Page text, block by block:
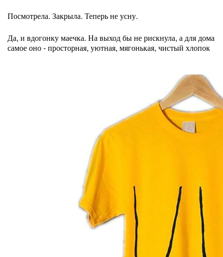
Посмотрела. Закрыла. Теперь не усну.
Да, и вдогонку маечка. На выход бы не рискнула, а для дома
самое оно - просторная, уютная, мягонькая, чистый хлопок